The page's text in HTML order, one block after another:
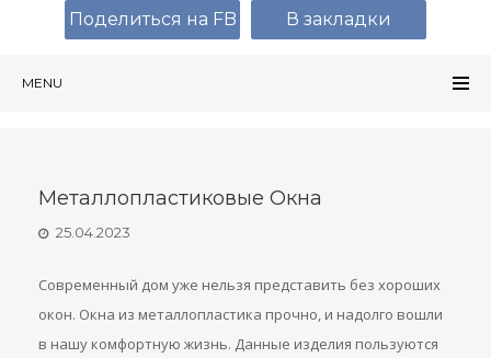
MENU
Металлопластиковые Окна
25.04.2023
Современный дом уже нельзя представить без хороших
окон. Окна из металлопластика прочно, и надолго вошли
в нашу комфортную жизнь. Данные изделия пользуются
Поделиться на FB В закладки